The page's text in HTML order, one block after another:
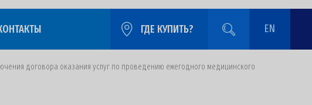
ГДЕ КУПИТЬ? EN
договора оказания услуг по проведению ежегодного медицинского